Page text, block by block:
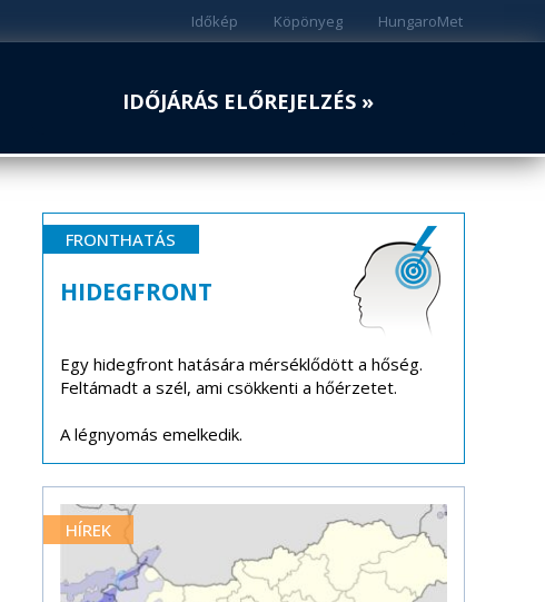
HungaroMet
Köpönyeg
Időkép
IDŐJÁRÁS ELŐREJELZÉS »
FRONTHATÁS
HIDEGFRONT
Egy hidegfront hatására mérséklődött a hőség.
Feltámadt a szél, ami csökkenti a hőérzetet.
A légnyomás emelkedik.
HÍREK